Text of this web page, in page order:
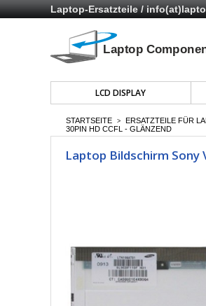
Laptop-Ersatzteile /
LCD DISPLAY
STARTSEITE > ERSATZTEILE FÜR
30PIN HD CCFL - GLÄNZEND
Laptop Bildschirm Sony